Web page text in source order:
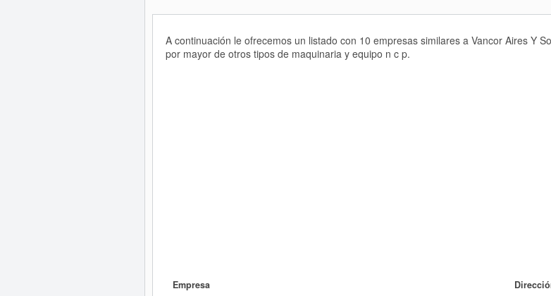
A continuación le ofrecemos un listado con 10 empresas similares a Vancor Aires Y
por mayor de otros tipos de maquinaria y equipo n c p.
Empresa